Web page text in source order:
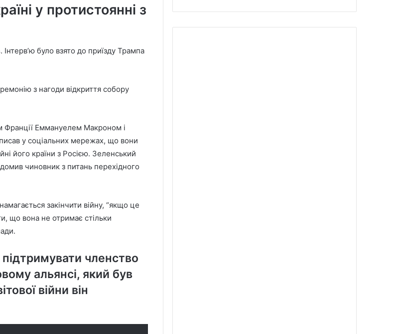
у протистоянні з
Інтерв’ю було взято до приїзду Трампа
з нагоди відкриття собору
Франції Еммануелем Макроном і
у соціальних мережах, що вони
його країни з Росією. Зеленський
чиновник з питань перехідного
закінчити війну, “якщо це
що вона не отримає стільки
членство
альянсі, який був
війни він